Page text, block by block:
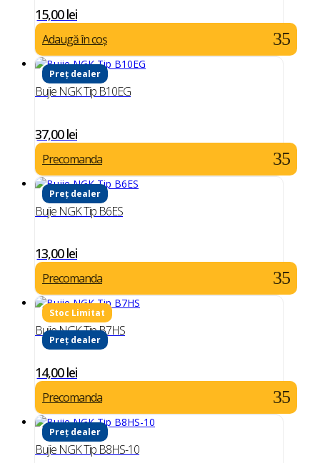
15,00lei
Adaugă în coș
Preț dealer
Bujie NGK Tip B10EG
37,00lei
Precomanda
Preț dealer
Bujie NGK Tip B6ES
13,00lei
Precomanda
Preț dealer
Bujie NGK Tip B7HS
14,00lei
Precomanda
Preț dealer
Bujie NGK Tip B8HS-10